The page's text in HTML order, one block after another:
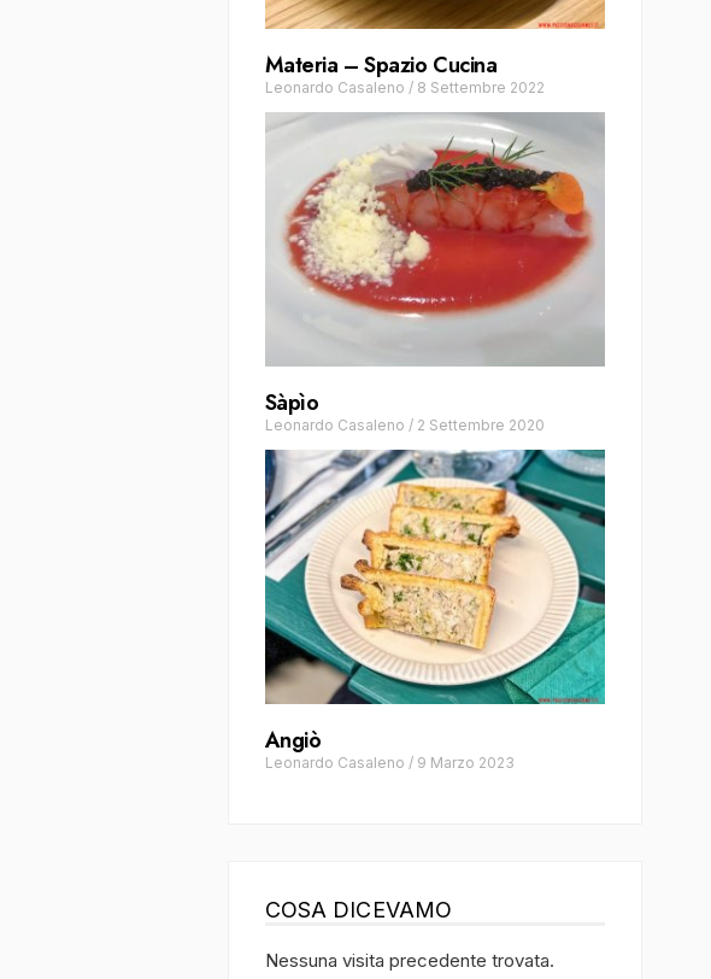
Materia – Spazio Cucina
Leonardo Casaleno / 8 Settembre 2022
Sàpìo
Leonardo Casaleno / 2 Settembre 2020
Angiò
Leonardo Casaleno / 9 Marzo 2023
COSA DICEVAMO
Nessuna visita precedente trovata.